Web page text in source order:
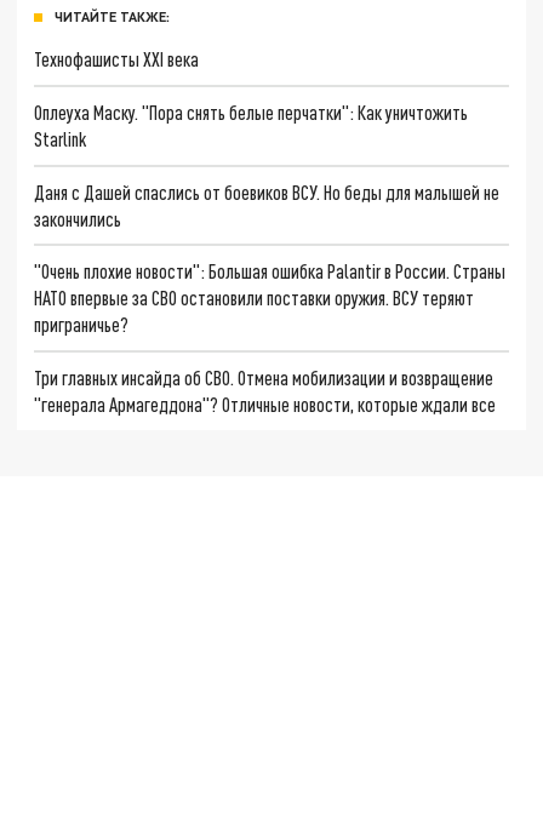
ЧИТАЙТЕ ТАКЖЕ:
Технофашисты XXI века
Оплеуха Маску. "Пора снять белые перчатки": Как уничтожить
Starlink
Даня с Дашей спаслись от боевиков ВСУ. Но беды для малышей не
закончились
"Очень плохие новости": Большая ошибка Palantir в России. Страны
НАТО впервые за СВО остановили поставки оружия. ВСУ теряют
приграничье?
Три главных инсайда об СВО. Отмена мобилизации и возвращение
"генерала Армагеддона"? Отличные новости, которые ждали все